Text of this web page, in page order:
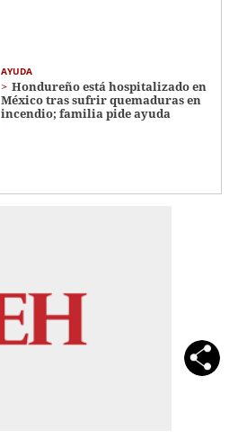
AYUDA
Hondureño está hospitalizado en
México tras sufrir quemaduras en
incendio; familia pide ayuda